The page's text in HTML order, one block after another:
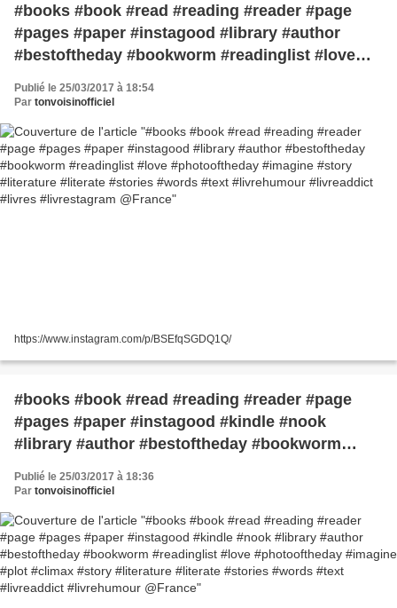
#books #book #read #reading #reader #page
#pages #paper #instagood #library #author
#bestoftheday #bookworm #readinglist #love
#literate #stories #words #text #livrehumour
Publié le 25/03/2017 à 18:54
Par tonvoisinofficiel
https://www.instagram.com/p/BSEfqSGDQ1Q/
#books #book #read #reading #reader #page
#pages #paper #instagood #kindle #nook
#library #author #bestoftheday #bookworm
#readinglist #love #photooftheday #imagine
#plot #climax #story #literature #literate #stories
Publié le 25/03/2017 à 18:36
Par tonvoisinofficiel